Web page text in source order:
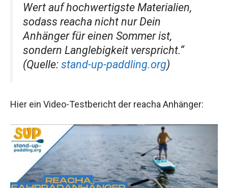
Wert auf hochwertigste Materialien,
sodass reacha nicht nur Dein
Anhänger für einen Sommer ist,
sondern Langlebigkeit verspricht.“
(Quelle: stand-up-paddling.org)
Hier ein Video-Testbericht der reacha Anhänger: